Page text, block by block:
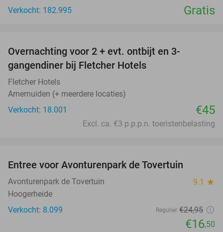
Verkocht: 182.995
Gratis
Overnachting voor 2 + evt. ontbijt en 3-
gangendiner bij Fletcher Hotels
Fletcher Hotels
Arnemuiden (+ meerdere locaties)
Verkocht: 18.001
€45
Excl. ca. €3 p.p.p.n. toeristenbelasting
Entree voor Avonturenpark de Tovertuin
Avonturenpark de Tovertuin 9.1 star
Hoogerheide
Verkocht: 8.099
Regulier €24,95
€16,50